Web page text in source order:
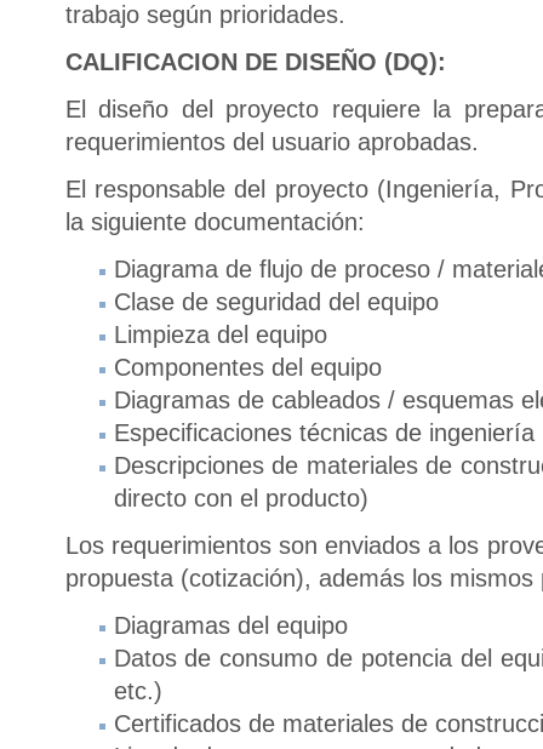
trabajo según prioridades.
CALIFICACION DE DISEÑO (DQ):
El diseño del proyecto requiere la
requerimientos del usuario aprobadas.
El responsable del proyecto (Ingeniería,
la siguiente documentación:
Diagrama de flujo de proceso /
Clase de seguridad del equipo
Limpieza del equipo
Componentes del equipo
Diagramas de cableados / esquemas
Especificaciones técnicas de ingeniería
Descripciones de materiales de
directo con el producto)
Los requerimientos son enviados a los
propuesta (cotización), además los mismos
Diagramas del equipo
Datos de consumo de potencia del
etc.)
Certificados de materiales de